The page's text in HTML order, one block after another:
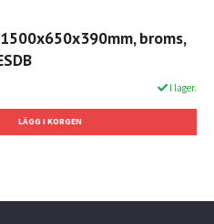
1500x650x390mm, broms,
I lager.